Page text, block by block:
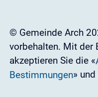
© Gemeinde Arch
vorbehalten. Mit der
akzeptieren Sie die «
Bestimmungen» und